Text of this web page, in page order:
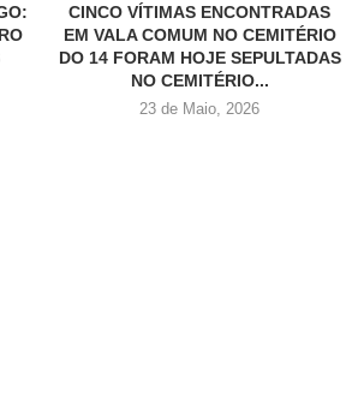
CINCO VÍTIMAS ENCONTRADAS
EM VALA COMUM NO CEMITÉRIO
DO 14 FORAM HOJE SEPULTADAS
NO CEMITÉRIO...
23 de Maio, 2026